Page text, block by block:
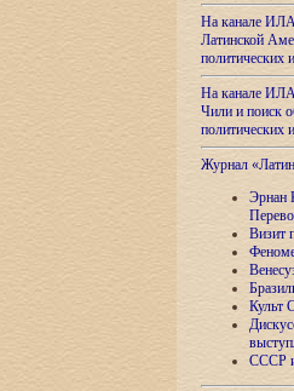
На канале
Латинской
На канале
Чили и поиск
Журнал
Эрнан
Визит
Культ
СССР и